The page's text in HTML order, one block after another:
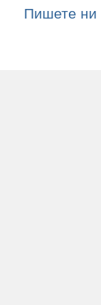
Пишете ни